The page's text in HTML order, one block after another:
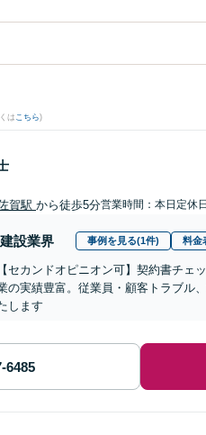
はこちら)
賀駅 から徒歩5分営業時間：本日定休日
設業界 事例を見る(1件) 料金
セカンドオピニオン可】契約書チ
の実績豊富。従業員・顧客トラブル
します